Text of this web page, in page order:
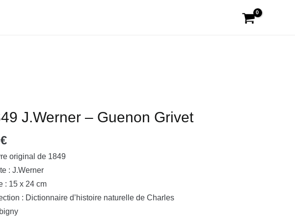
J.Werner – Guenon Grivet
€
original de 1849
: J.Werner
: 15 x 24 cm
: Dictionnaire d’histoire naturelle de Charles